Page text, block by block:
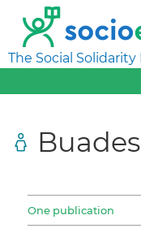
The Social
One publication